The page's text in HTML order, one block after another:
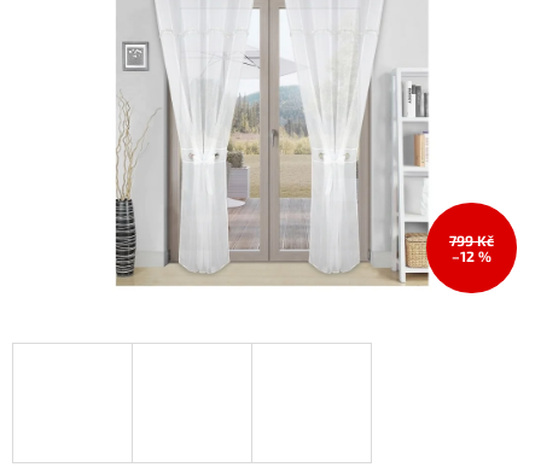
hvězdiček.
799 Kč
–12 %